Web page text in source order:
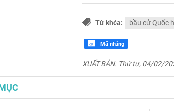
Từ khóa: bầu cử Quốc
Mã nhúng
XUẤT BẢN: Thứ tư, 04/02/